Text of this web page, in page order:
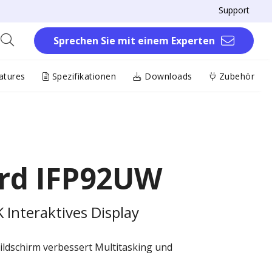
Support
Sprechen Sie mit einem Experten
Spezifikationen Downloads Zubehör
IFP92UW
Interaktives Display
verbessert Multitasking und